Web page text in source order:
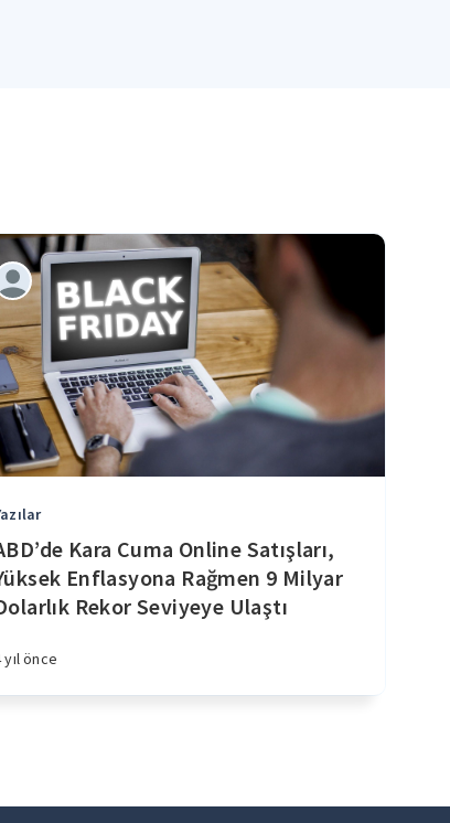
Kara Cuma Online Satışları,
Enflasyona Rağmen 9 Milyar
Rekor Seviyeye Ulaştı
yıl önce